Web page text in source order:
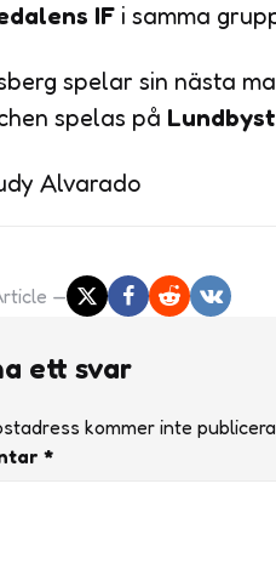
IF i samma
spelar sin nästa
spelas på
Alvarado
ett svar
kommer inte
*